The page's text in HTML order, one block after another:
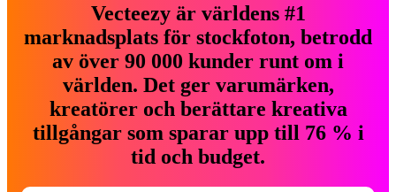
Vecteezy är världens #1
marknadsplats för stockfoton, betrodd
av över 90 000 kunder runt om i
världen. Det ger varumärken,
kreatörer och berättare kreativa
tillgångar som sparar upp till 76 % i
tid och budget.